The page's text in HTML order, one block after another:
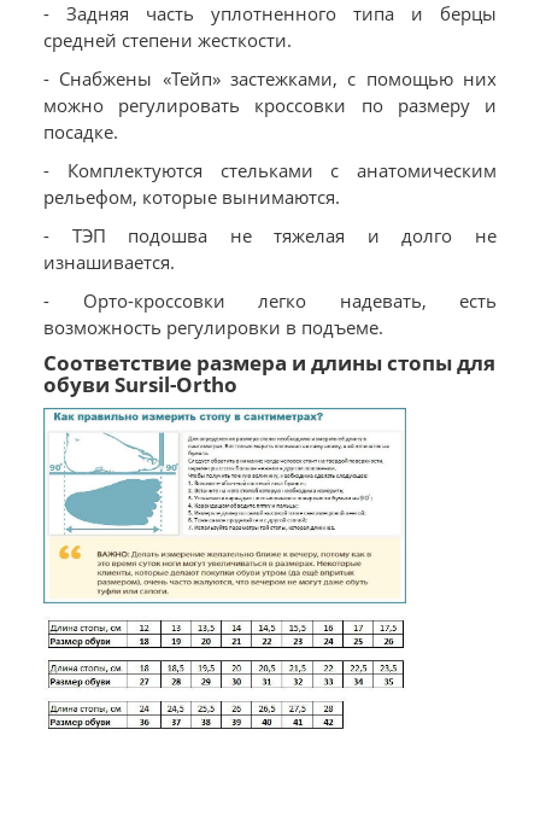
- Задняя часть уплотненного типа и берцы
средней степени жесткости.
- Снабжены «Тейп» застежками, с помощью них
можно регулировать кроссовки по размеру и
посадке.
- Комплектуются стельками с анатомическим
рельефом, которые вынимаются.
- ТЭП подошва не тяжелая и долго не
изнашивается.
- Орто-кроссовки легко надевать, есть
возможность регулировки в подъеме.
Соответствие размера и длины стопы для
обуви Sursil-Ortho